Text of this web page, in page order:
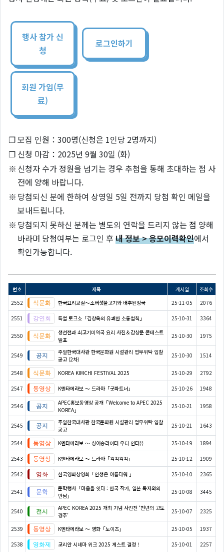
행사 참가 신
청
로그인하기
회원 가입(무
료)
❐모집 인원：300명(신청은 1인당 2명까지)
❐ 신청 마감：2025년 9월 30일 (화)
※ 신청자 수가 정원을 넘기는 경우 추첨을 통해 초대하는 점 사
전에 양해 바랍니다.
※ 당첨되신 분에 한하여 상영일 5일 전까지 당첨 확인 메일을
보내드립니다.
※ 당첨되지 못하신 분께는 별도의 연락을 드리지 않는 점 양해
바라며 당첨여부는 로그인 후 내 정보 > 응모이력확인에서
확인가능합니다.
번호 제목 게시일
조회수
2552
한국요리교실〜소버섯불고기와 배추된장국 25-11-05 2076
2551 특별 토크쇼「김창옥의 유쾌한 소통법칙」 25-10-31 3364
2550
생선전과 쇠고기미역국 요리 사진＆감상문 콘테스트
발표
25-10-30 1975
2549
주일한국대사관 한국문화원 시설관리 업무위탁 입찰
공고 (2차)
25-10-30 1514
2548 KOREA KIMCHI FESTIVAL 2025 25-10-29 2792
2547 K엔타메라보 ～ 드라마「굿파트너」 25-10-26 1948
2546
APEC홍보동영상 공개「Welcome to APEC 2025
KOREA」
25-10-21 1958
2545
주일한국대사관 한국문화원 시설관리 업무위탁 입찰
공고
25-10-21 1643
2544 K엔타메라보 ～ 싱어송라이터 우디 인터뷰 25-10-19 1894
2543 K엔타메라보 ～ 드라마「킥킥킥킥」 25-10-12 1909
2542 한국영화상영회「인생은 아름다워 」 25-10-10 2365
2541
문학행사「마음을 잇다 : 한국 작가, 일본 독자와의
만남」
25-10-08 3445
2540
APEC KOREA 2025 개최 기념 사진전 ‘천년의 고도
경주’
25-10-07 2325
2539 K엔타메라보 ～ 영화「노이즈」 25-10-05 1937
2538 코리안 시네마 위크 2025 게스트 결정 ! 25-10-01 2257